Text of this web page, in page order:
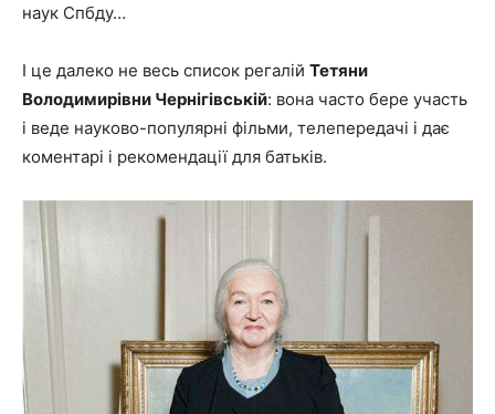
наук Спбду…
І це далеко не весь список регалій Тетяни
Володимирівни Чернігівській: вона часто бере участь
і веде науково-популярні фільми, телепередачі і дає
коментарі і рекомендації для батьків.